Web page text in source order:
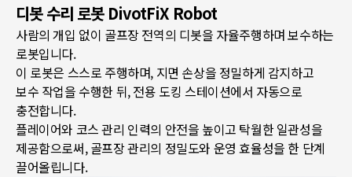
디봇 수리 로봇 DivotFiX Robot
사람의 개입 없이 골프장 전역의 디봇을 자율주행하며 보수하는
로봇입니다.
이 로봇은 스스로 주행하며, 지면 손상을 정밀하게 감지하고
보수 작업을 수행한 뒤, 전용 도킹 스테이션에서 자동으로
충전합니다.
플레이어와 코스 관리 인력의 안전을 높이고 탁월한 일관성을
제공함으로써, 골프장 관리의 정밀도와 운영 효율성을 한 단계
끌어올립니다.